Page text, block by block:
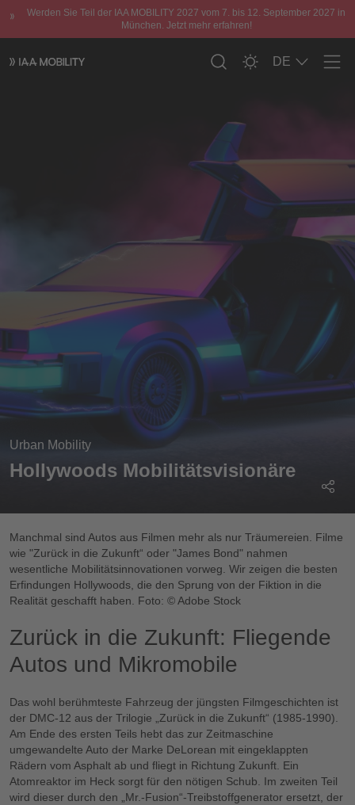
Werden Sie Teil der IAA MOBILITY 2027 vom 7. bis 12. September 2027 in
München. Jetzt mehr erfahren!
DE
Urban Mobility
Hollywoods Mobilitätsvisionäre
Manchmal sind Autos aus Filmen mehr als nur Träumereien. Filme
wie "Zurück in die Zukunft“ oder "James Bond" nahmen
wesentliche Mobilitätsinnovationen vorweg. Wir zeigen die besten
Erfindungen Hollywoods, die den Sprung von der Fiktion in die
Realität geschafft haben. Foto: © Adobe Stock
Zurück in die Zukunft: Fliegende
Autos und Mikromobile
Das wohl berühmteste Fahrzeug der jüngsten Filmgeschichten ist
der DMC-12 aus der Trilogie „Zurück in die Zukunft“ (1985-1990).
Am Ende des ersten Teils hebt das zur Zeitmaschine
umgewandelte Auto der Marke DeLorean mit eingeklappten
Rädern vom Asphalt ab und fliegt in Richtung Zukunft. Ein
Atomreaktor im Heck sorgt für den nötigen Schub. Im zweiten Teil
wird dieser durch den „Mr.-Fusion“-Treibstoffgenerator ersetzt, der